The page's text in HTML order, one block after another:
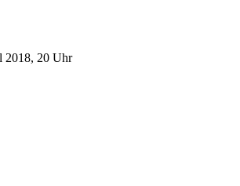
2018, 20 Uhr